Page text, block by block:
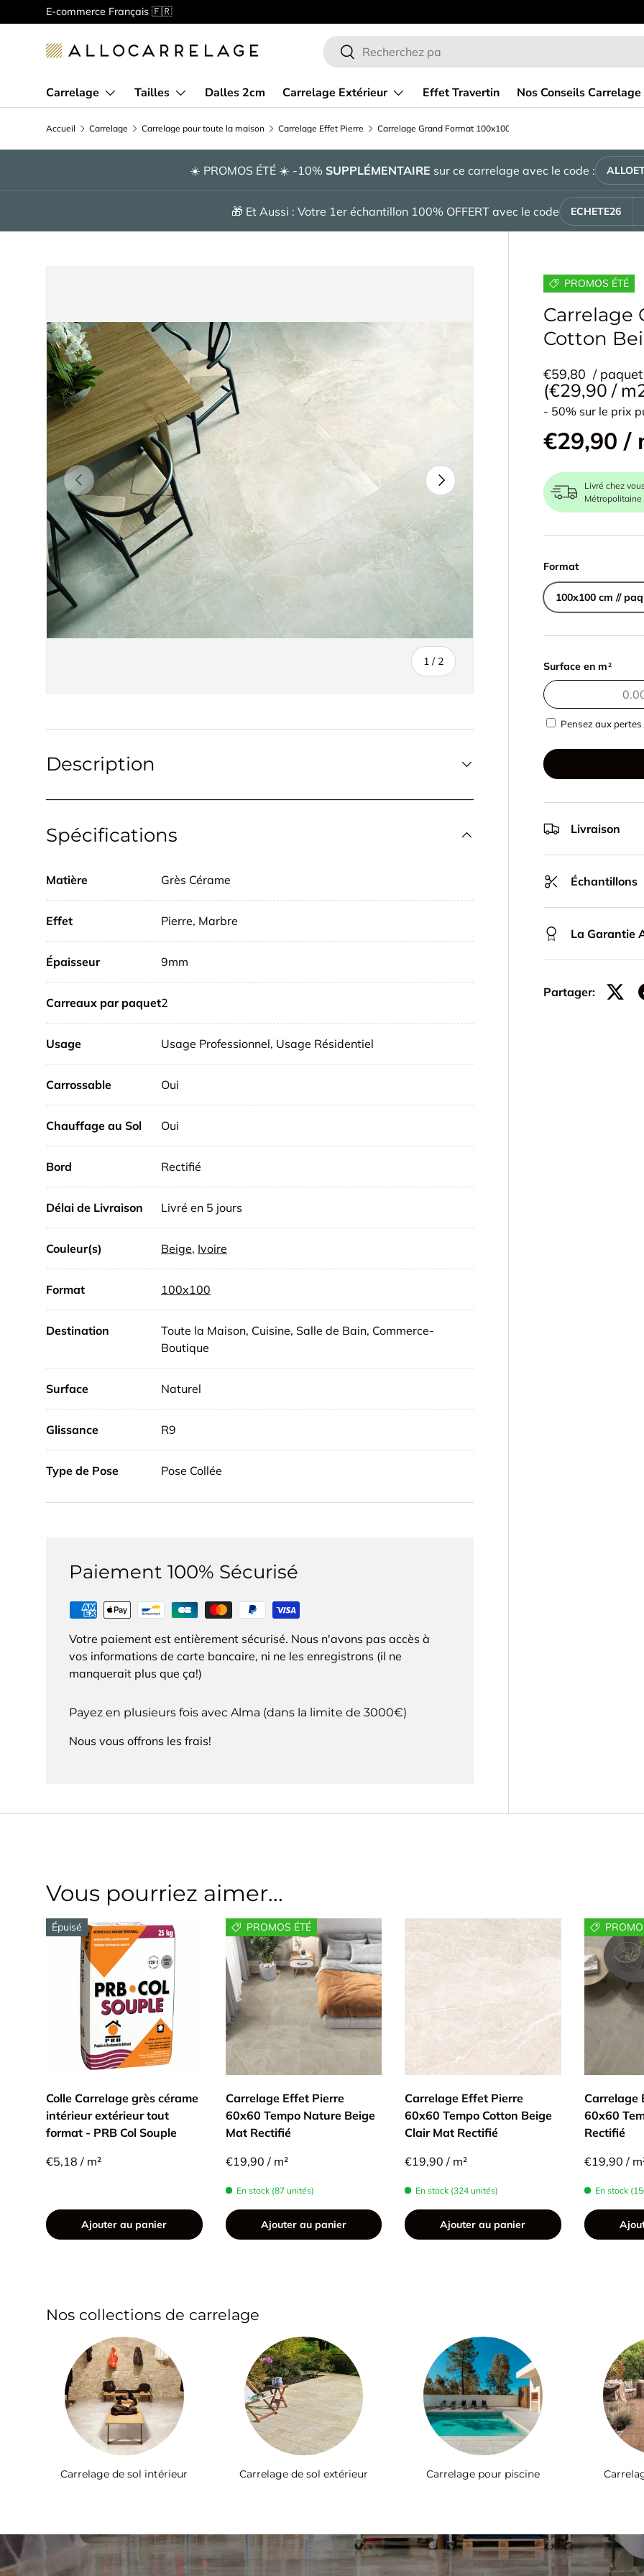
Aller au contenu
Bienvenue chez Allocarrelage!
Recherche
Rechercher
Carrelage Tailles Dalles 2cm Carrelage Extérieur Effet Travertin Nos Conseils Carrelage
Accueil Carrelage Carrelage pour toute la maison Carrelage Effet Pierre
☀️ PROMOS ÉTÉ ☀️ -10% SUPPLÉMENTAIRE sur ce carrelage avec le code :
🎁 Et Aussi : Votre 1er échantillon 100% OFFERT avec le code ECHETE26
Précédent
1 / de
2
Suivant
PROMOS ÉTÉ
Carrelage
Cotton
€59,80 / paquet
Prix
€29,90/
- 50% sur le prix
€29,90 /
Livré chez
Métropolitaine
Format
100x100 cm //
Surface en m 2
Pensez aux
Livraison
Échantillons
La Garantie
Partager:
Description
Spécifications
Matière Grès Cérame
Effet Pierre, Marbre
Épaisseur 9mm
Carreaux par paquet2
Usage Usage Professionnel, Usage Résidentiel
Carrossable Oui
Chauffage au Sol Oui
Bord Rectifié
Délai de Livraison Livré en 5 jours
Couleur(s) Beige, Ivoire
Format 100x100
Destination
Toute la Maison, Cuisine, Salle de Bain, Commerce-
Boutique
Surface Naturel
Glissance R9
Type de Pose Pose Collée
Paiement 100% Sécurisé
Votre paiement est entièrement sécurisé. Nous n'avons pas accès à
vos informations de carte bancaire, ni ne les enregistrons (il ne
manquerait plus que ça!)
Payez en plusieurs fois avec Alma (dans la limite de 3000€)
Nous vous offrons les frais!
Vous pourriez aimer...
Épuisé
Colle Carrelage grès cérame
intérieur extérieur tout
format - PRB Col Souple
€5,18 / m²
Ajouter au panier
PROMOS ÉTÉ
Carrelage Effet Pierre
60x60 Tempo Nature Beige
Mat Rectifié
€19,90 / m²
En stock (87 unités)
Ajouter au panier
Carrelage Effet Pierre
60x60 Tempo Cotton Beige
Clair Mat Rectifié
€19,90 / m²
En stock (324 unités)
Ajouter au panier
Carrelage
60x60
Rectifié
€19,90 /
En stock
Nos collections de carrelage
Carrelage de sol intérieur Carrelage de sol extérieur Carrelage pour piscine